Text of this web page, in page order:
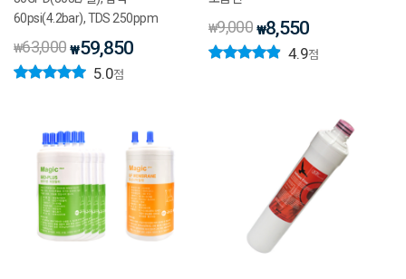
60psi(4.2bar), TDS 250ppm
₩63,000 ₩59,850
5.0점
₩9,000 ₩8,550
4.9점